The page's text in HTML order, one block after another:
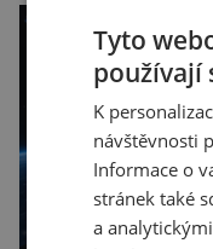
z City University
London ukazuje,
populárního
Muska, mají
představy […]
Tyto
používají
K
návštěvnosti
Informace o
stránek také
a